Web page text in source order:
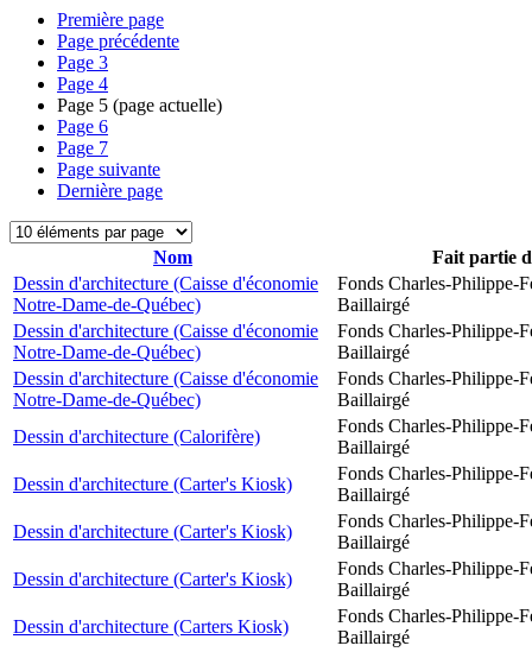
Première page
Page précédente
Page 3
Page 4
Page 5 (page actuelle)
Page 6
Page 7
Page suivante
Dernière page
Nom
Fait partie
Dessin d'architecture (Caisse d'économie
Notre-Dame-de-Québec)
Fonds Charles-Philippe-
Baillairgé
Dessin d'architecture (Caisse d'économie
Notre-Dame-de-Québec)
Fonds Charles-Philippe-
Baillairgé
Dessin d'architecture (Caisse d'économie
Notre-Dame-de-Québec)
Fonds Charles-Philippe-
Baillairgé
Dessin d'architecture (Calorifère)
Fonds Charles-Philippe-
Baillairgé
Dessin d'architecture (Carter's Kiosk)
Fonds Charles-Philippe-
Baillairgé
Dessin d'architecture (Carter's Kiosk)
Fonds Charles-Philippe-
Baillairgé
Dessin d'architecture (Carter's Kiosk)
Fonds Charles-Philippe-
Baillairgé
Dessin d'architecture (Carters Kiosk)
Fonds Charles-Philippe-
Baillairgé